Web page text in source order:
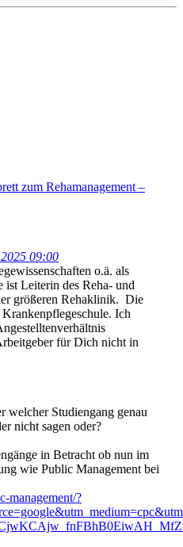
zum Rehamanagement –
09:00
o.ä. als
ist Leiterin des Reha- und
größeren Rehaklinik. Die
Ich
für Dich nicht in
Studiengang genau
nicht sagen oder?
in Betracht ob nun im
wie Public Management bei
management/?